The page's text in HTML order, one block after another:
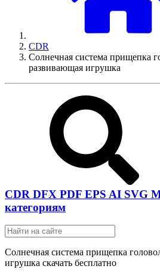
CDR
Солнечная система прищепка
развивающая игрушка
CDR DFX PDF EPS AI SVG
категориям
Солнечная система прищепка
игрушка скачать бесплатно